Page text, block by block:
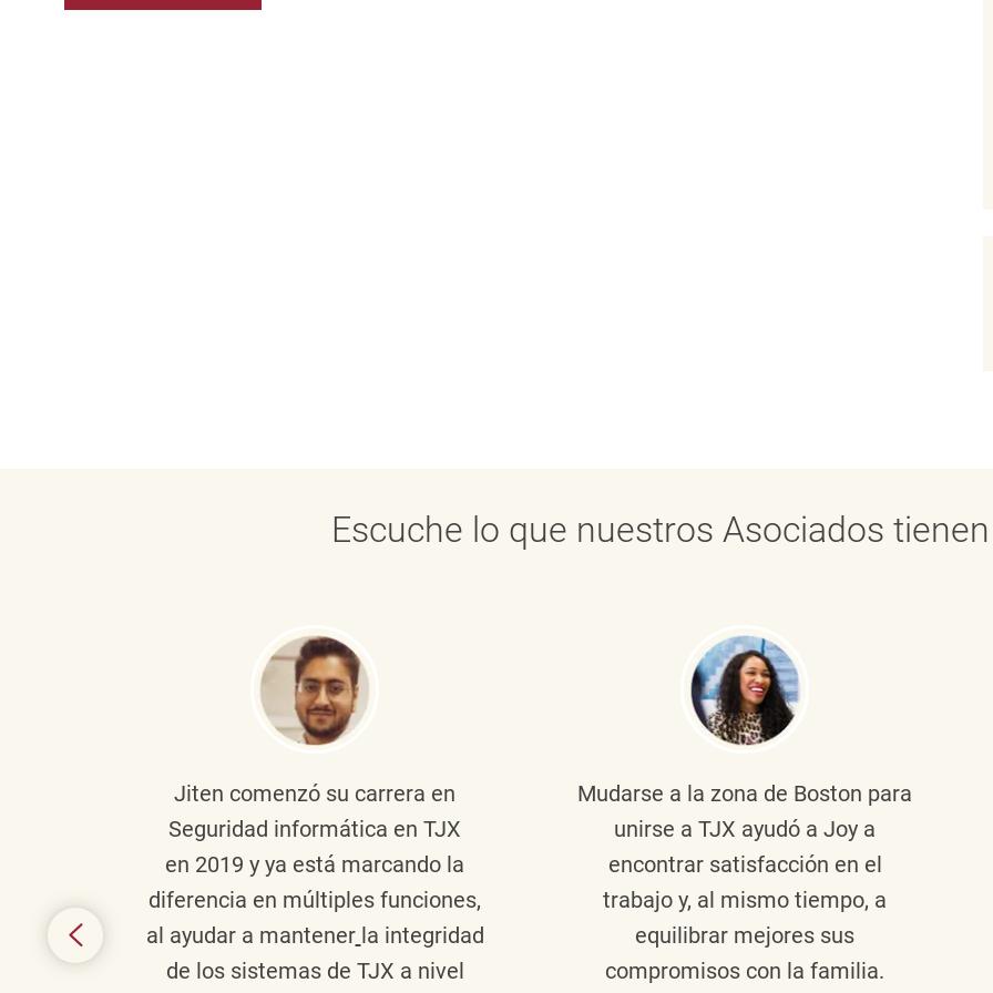
Escuche lo que nuestros Asociados
Jiten comenzó su carrera en
Seguridad informática en TJX
en 2019 y ya está marcando la
diferencia en múltiples funciones,
al ayudar a mantener la integridad
de los sistemas de TJX a nivel
Mudarse a la zona de Boston para
unirse a TJX ayudó a Joy a
encontrar satisfacción en el
trabajo y, al mismo tiempo, a
equilibrar mejores sus
compromisos con la familia.